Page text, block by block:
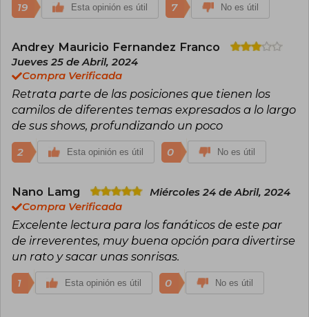
19 Esta opinión es útil 7 No es útil
Andrey Mauricio Fernandez Franco
Jueves 25 de Abril, 2024
Compra Verificada
Retrata parte de las posiciones que tienen los
camilos de diferentes temas expresados a lo largo
de sus shows, profundizando un poco
2 Esta opinión es útil 0 No es útil
Nano Lamg
Miércoles 24 de Abril, 2024
Compra Verificada
Excelente lectura para los fanáticos de este par
de irreverentes, muy buena opción para divertirse
un rato y sacar unas sonrisas.
1 Esta opinión es útil 0 No es útil